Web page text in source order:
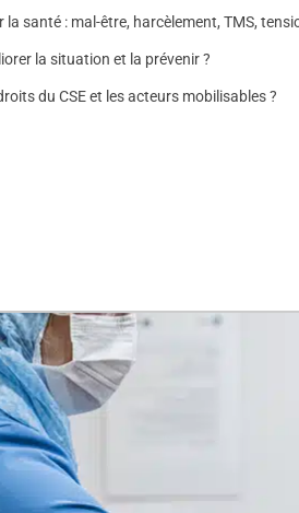
la santé : mal-être, harcèlement, TMS,
la situation et la prévenir ?
du CSE et les acteurs mobilisables ?